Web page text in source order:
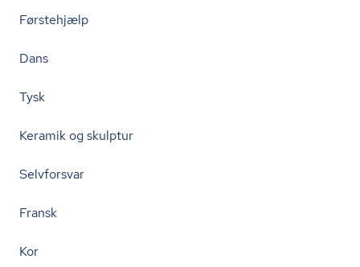
Førstehjælp
Dans
Tysk
Keramik og skulptur
Selvforsvar
Fransk
Kor